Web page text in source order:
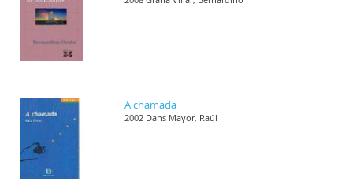
A chamada
2002 Dans Mayor, Raúl